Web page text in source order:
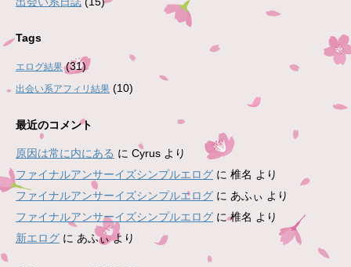
Tags
エログ結果(31)
出会い系アフィリ結果 (10)
最近のコメント
原因は常に内にある に Cyrus より
ファイナルアンサーイズシンプルエログ に 椎名 より
ファイナルアンサーイズシンプルエログ に あふぃ より
ファイナルアンサーイズシンプルエログ に椎名 より
新エログ に あふぃより